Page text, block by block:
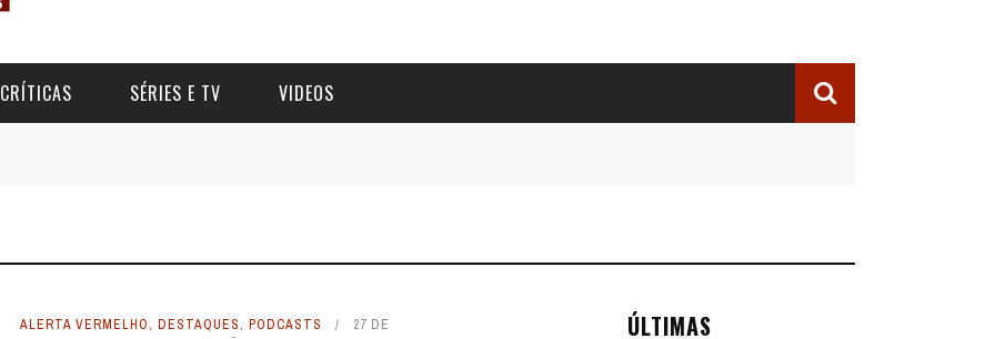
CRÍTICAS SÉRIES E TV VIDEOS
ALERTA VERMELHO, DESTAQUES, PODCASTS
27 DE
ÚLTIMAS